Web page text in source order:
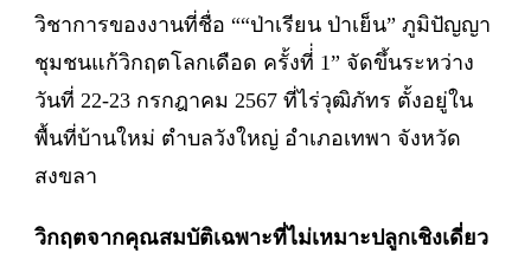
วิชาการของงานที่ชื่อ ““ป่าเรียน ป่าเย็น” ภูมิปัญญา
ชุมชนแก้วิกฤตโลกเดือด ครั้งที่่ 1” จัดขึ้นระหว่าง
วันที่ 22-23 กรกฎาคม 2567 ที่ไร่วุฒิภัทร ตั้งอยู่ใน
พื้นที่บ้านใหม่ ตำบลวังใหญ่ อำเภอเทพา จังหวัด
สงขลา
วิกฤตจากคุณสมบัติเฉพาะที่ไม่เหมาะปลูกเชิงเดี่ยว